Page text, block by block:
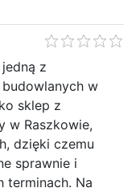
z
w
sklep z
w Raszkowie,
dzięki czemu
sprawnie i
terminach. Na